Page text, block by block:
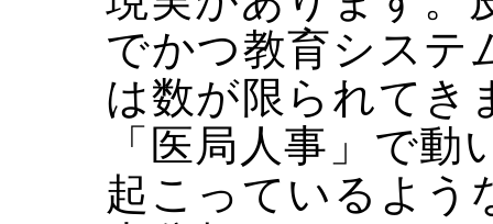
でかつ教育システ
は数が限られてき
「医局人事」で
起こっているよう